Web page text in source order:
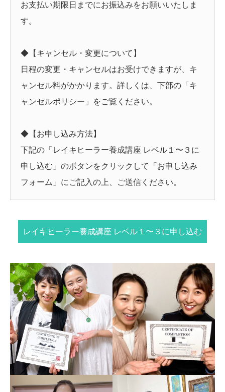
お支払い期限日までにお振込みをお願いいたしま
す。
◆【キャンセル・変更について】
日程の変更・キャンセルはお受けできますが、キ
ャンセル料がかかります。詳しくは、下部の「キ
ャンセルポリシー」をご覧ください。
◆【お申し込み方法】
下記の「レイキヒーラー養成講座 レベル１〜３に
申し込む」のボタンをクリックして「お申し込み
フォーム」にご記入の上、ご送信ください。
レイキヒーラー養成講座 レベル１〜３に申し込む